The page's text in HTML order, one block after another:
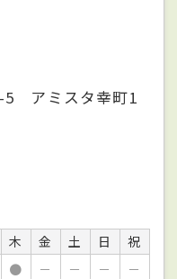
5 アミスタ幸町1
木 金 土 日
祝
● － － －
－